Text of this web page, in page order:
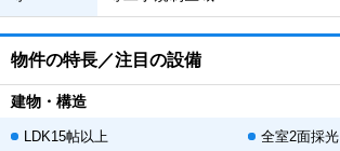
物件の特長／注目の設備
建物・構造
LDK15帖以上
全室2面採光